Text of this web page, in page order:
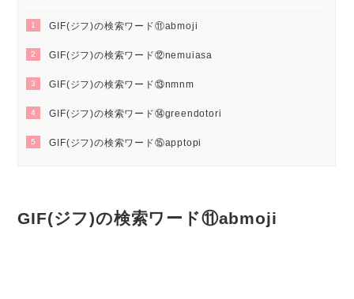
1 GIF(ジフ)の検索ワード⑪abmoji
2 GIF(ジフ)の検索ワード⑫nemuiasa
3 GIF(ジフ)の検索ワード⑬nmnm
4 GIF(ジフ)の検索ワード⑭greendotori
5 GIF(ジフ)の検索ワード⑮apptopi
GIF(ジフ)の検索ワード⑪abmoji